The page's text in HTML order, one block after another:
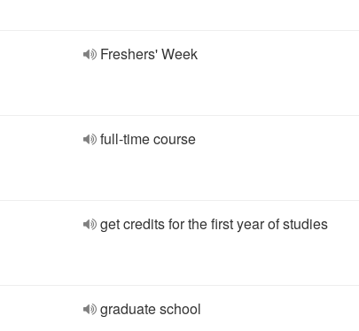
Freshers' Week
full-time course
get credits for the first year of studies
graduate school